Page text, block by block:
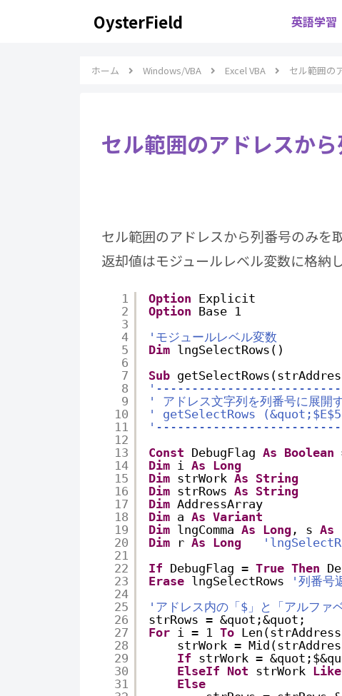
OysterField 英語学習
ホーム Windows/VBA Excel VBA セル範囲の
セル範囲のアドレスか
セル範囲のアドレスから列番号のみを
返却値はモジュールレベル変数に格納し
1
2
3
4
5
6
7
8
9
10
11
12
13
14
15
16
17
18
19
20
21
22
23
24
25
26
27
28
29
30
31
Option Explicit
Option Base 1
'モジュールレベル変数
Dim lngSelectRows()
Sub
' アドレス文字列を列番号に展開
' getSelectRows
Const DebugFlag As Boolean
Dim i As Long
Dim strWork As String
Dim strRows As String
Dim AddressArray
Dim a As Variant
Dim lngComma As Long , s As
Dim
r As Long
If DebugFlag = True Then
Erase lngSelectRows
'列番号
'アドレス内の「$」と「アルファ
strRows = &quot;&quot;
For i = 1 To
strWork =
If strWork =
ElseIf Not strWork Like
Else